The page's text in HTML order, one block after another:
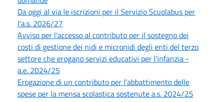
Da oggi al via le iscrizioni per il Servizio Scuolabus per
l'a.s. 2026/27
Avviso per l'accesso al contributo per il sostegno dei
costi di gestione dei nidi e micronidi degli enti del terzo
settore che erogano servizi educativi per l'infanzia -
a.e. 2024/25
Erogazione di un contributo per l’abbattimento delle
spese per la mensa scolastica sostenute a.s. 2024/25